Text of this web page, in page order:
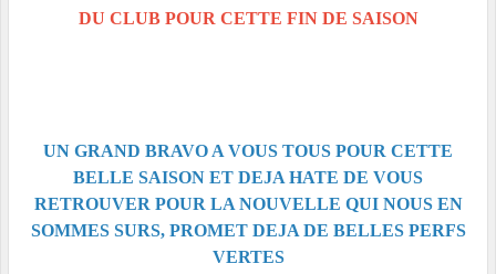
DU CLUB POUR CETTE FIN DE SAISON
UN GRAND BRAVO A VOUS TOUS POUR CETTE
BELLE SAISON ET DEJA HATE DE VOUS
RETROUVER POUR LA NOUVELLE QUI NOUS EN
SOMMES SURS, PROMET DEJA DE BELLES PERFS
VERTES